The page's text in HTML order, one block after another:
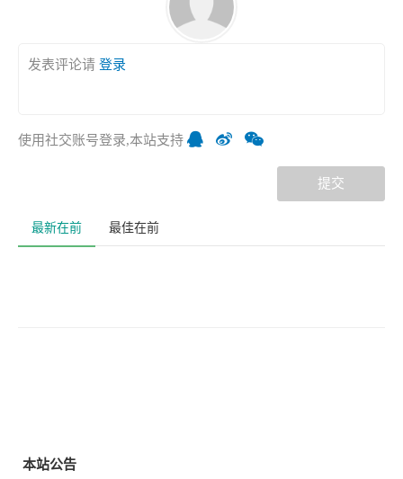
发表评论请 登录
使用社交账号登录,本站支持
提交
最新在前 最佳在前
本站公告